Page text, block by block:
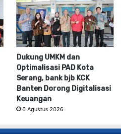
Dukung UMKM dan
Optimalisasi PAD Kota
Serang, bank bjb KCK
Banten Dorong Digitalisasi
Keuangan
6 Agustus 2026